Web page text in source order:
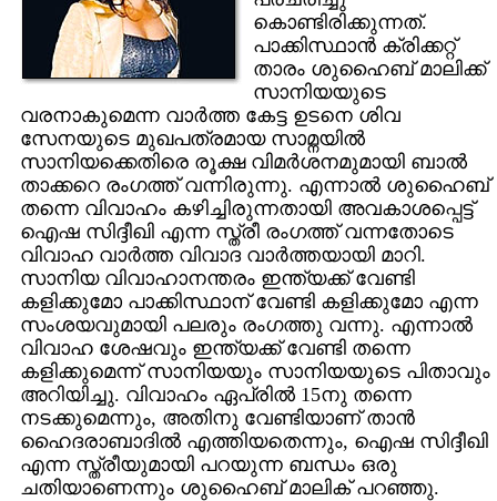
കൊണ്ടിരിക്കുന്നത്.
പാക്കിസ്ഥാന്‍ ക്രിക്കറ്റ്‌
താരം ശുഹൈബ് മാലിക്ക്‌
സാനിയയുടെ
വരനാകുമെന്ന വാര്‍ത്ത കേട്ട ഉടനെ ശിവ
സേനയുടെ മുഖപത്രമായ സാമ്നയില്‍
സാനിയക്കെതിരെ രൂക്ഷ വിമര്‍ശനമുമായി ബാല്‍
താക്കറെ രംഗത്ത് വന്നിരുന്നു. എന്നാല്‍ ശുഹൈബ്
തന്നെ വിവാഹം കഴിച്ചിരുന്നതായി അവകാശപ്പെട്ട്
ഐഷ സിദ്ദീഖി എന്ന സ്ത്രീ രംഗത്ത് വന്നതോടെ
വിവാഹ വാര്‍ത്ത വിവാദ വാര്‍ത്തയായി മാറി.
സാനിയ വിവാഹാനന്തരം ഇന്ത്യക്ക് വേണ്ടി
കളിക്കുമോ പാക്കിസ്ഥാന് വേണ്ടി കളിക്കുമോ എന്ന
സംശയവുമായി പലരും രംഗത്തു വന്നു. എന്നാല്‍
വിവാഹ ശേഷവും ഇന്ത്യക്ക് വേണ്ടി തന്നെ
കളിക്കുമെന്ന് സാനിയയും സാനിയയുടെ പിതാവും
അറിയിച്ചു. വിവാഹം ഏപ്രില്‍ 15നു തന്നെ
നടക്കുമെന്നും, അതിനു വേണ്ടിയാണ് താന്‍
ഹൈദരാബാദില്‍ എത്തിയതെന്നും, ഐഷ സിദ്ദീഖി
എന്ന സ്ത്രീയുമായി പറയുന്ന ബന്ധം ഒരു
ചതിയാണെന്നും ശുഹൈബ് മാലിക്‌ പറഞ്ഞു.